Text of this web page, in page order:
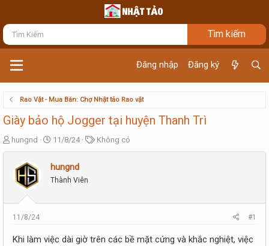
Đăng nhập Đăng ký
Rao Vặt - Mua Bán: Chợ Nhật tảo Rao vặt
Giày bảo hộ Jogger tại huyện Thanh Trì
T
h
s
r
hungnd
N
g
y
g
i
11/8/24
T
ừ
Không có
hungnd
Thành Viên
11/8/24 #1
Khi làm việc dài giờ trên các bề mặt cứng và khắc nghiệt, việc